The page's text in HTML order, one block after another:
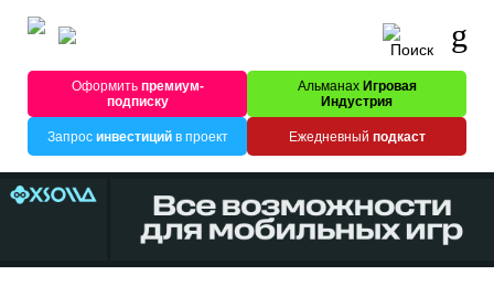
Оформитьпремиум-
подписку
Альманах Игровая
Индустрия
Запрос инвестицийв проект Ежедневный подкаст